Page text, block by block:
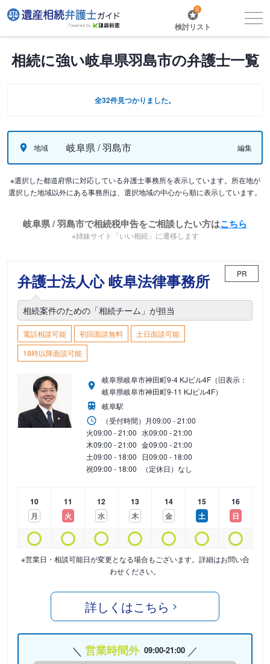
0
検討リスト
相続に強い岐阜県羽島市の弁護士一覧
全32件見つかりました。
地域 岐阜県 / 羽島市 編集
※選択した都道府県に対応している弁護士事務所を表示しています。所在地が
選択した地域以外にある事務所は、選択地域の中心から順に表示しています。
岐阜県 / 羽島市で相続税申告をご相談したい方はこちら
※姉妹サイト「いい相続」に遷移します
弁護士法人心 岐阜法律事務所 PR
相続案件のための「相続チーム」が担当
電話相談可能 初回面談無料
土日面談可能
18時以降面談可能
岐阜県岐阜市神田町9-4 KJビル4F（旧表示：
岐阜県岐阜市神田町9-11 KJビル4F）
岐阜駅
（受付時間） 月09:00 - 21:00
火09:00 - 21:00 水09:00 - 21:00
木09:00 - 21:00 金09:00 - 21:00
土09:00 - 18:00 日09:00 - 18:00
祝09:00 - 18:00 （定休日）なし
10
月
11
火
12
水
13
木
14
金
15
土
16
日
※営業日・相談可能日が変更となる場合もございます。詳細はお問い合
わせください。
詳しくはこちら
営業時間外 09:00-21:00